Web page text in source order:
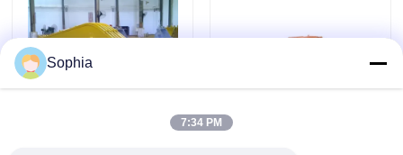
Tin tức
Các vụ án
Sophia
7:34 PM